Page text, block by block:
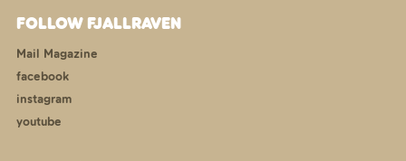
FOLLOW FJALLRAVEN
Mail Magazine
facebook
instagram
youtube